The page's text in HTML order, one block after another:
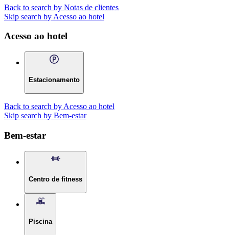
Back to search by Notas de clientes
Skip search by Acesso ao hotel
Acesso ao hotel
Estacionamento
Back to search by Acesso ao hotel
Skip search by Bem-estar
Bem-estar
Centro de fitness
Piscina